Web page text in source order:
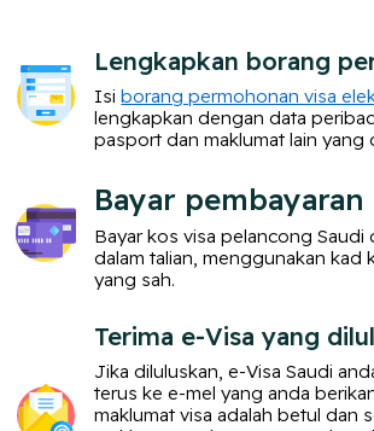
Lengkapkan borang
Isiborang permohonan visa
lengkapkan dengan data
pasport dan maklumat lain yang
Bayar pembayaran
Bayar kos visa pelancong Saudi
dalam talian, menggunakan kad
yang sah.
Terima e-Visa yang
Jika diluluskan, e-Visa Saudi
terus ke e-mel yang anda
maklumat visa adalah betul dan